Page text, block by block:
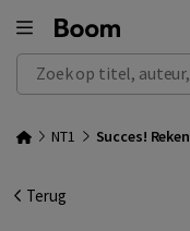
Zoek op titel, auteur,
NT1 Succes!
Terug